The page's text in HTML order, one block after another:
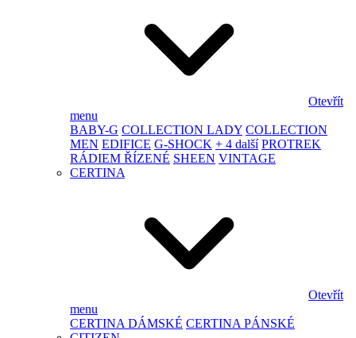
Otevřít
menu
BABY-G COLLECTION LADY COLLECTION
MEN EDIFICE G-SHOCK + 4 další PROTREK
RÁDIEM ŘÍZENÉ SHEEN VINTAGE
CERTINA
Otevřít
menu
CERTINA DÁMSKÉ CERTINA PÁNSKÉ